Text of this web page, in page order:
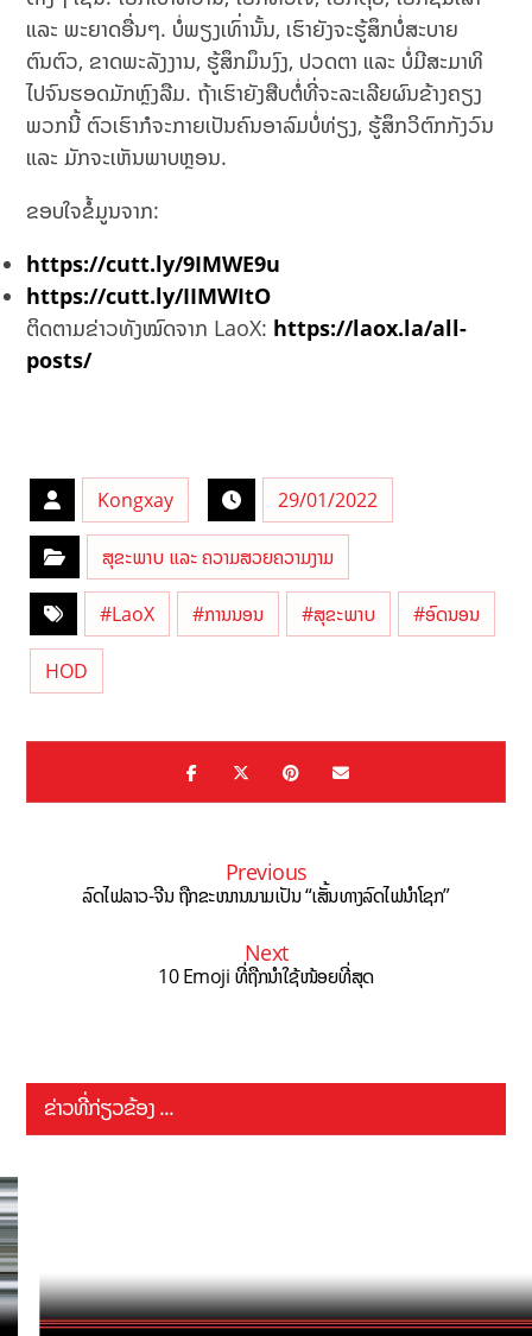
ແລະ ພະຍາດອື່ນໆ. ບໍ່ພຽງເທົ່ານັ້ນ, ເຮົາຍັງຈະຮູ້ສຶກບໍ່ສະບາຍ
ຕົນຕົວ, ຂາດພະລັງງານ, ຮູ້ສຶກມຶນງົງ, ປວດຕາ ແລະ ບໍ່ມີສະມາທິ
ໄປຈົນຮອດມັກຫຼົງລືມ. ຖ້າເຮົາຍັງສືບຕໍ່ທີ່ຈະລະເລີຍຜົນຂ້າງຄຽງ
ພວກນີ້ ຕົວເຮົາກໍຈະກາຍເປັນຄົນອາລົມບໍ່ທ່ຽງ, ຮູ້ສຶກວິຕົກກັງວົນ
ແລະ ມັກຈະເຫັນພາບຫຼອນ.
ຂອບໃຈຂໍ້ມູນຈາກ:
https://cutt.ly/9IMWE9u
https://cutt.ly/IIMWItO
ຕິດຕາມຂ່າວທັງໝົດຈາກ LaoX: https://laox.la/all-
posts/
Kongxay 29/01/2022
ສຸຂະພາບ ແລະ ຄວາມສວຍຄວາມງາມ
#LaoX #ການນອນ #ສຸຂະພາບ #ອົດນອນ
HOD
Previous
ລົດໄຟລາວ-ຈີນ ຖືກຂະໜານນາມເປັນ “ເສັ້ນທາງລົດໄຟນຳໂຊກ”
Next
10 Emoji ທີ່ຖືກນຳໃຊ້ໜ້ອຍທີ່ສຸດ
ຂ່າວທີ່ກ່ຽວຂ້ອງ ...